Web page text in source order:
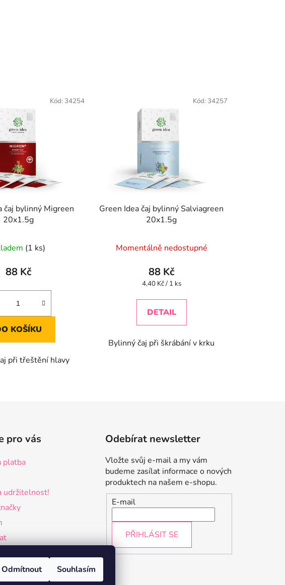
Odmítnout Souhlasím
čaj bylinný Migreen
20x1.5g
(1 ks)
88 Kč
KOŠÍKU
při třeštění hlavy
Kód: 34254
Green Idea čaj bylinný Salviagreen
20x1.5g
Momentálně nedostupné
88 Kč
Měrná
4,40 Kč / 1 ks
DETAIL
Bylinný čaj při škrábání v krku
Kód: 34257
pro vás
platba
udržitelnost!
osobních údajů
Odebírat newsletter
Vložte svůj e-mail a my vám
budeme zasílat informace o nových
produktech na našem e-shopu.
E-mail
PŘIHLÁSIT SE